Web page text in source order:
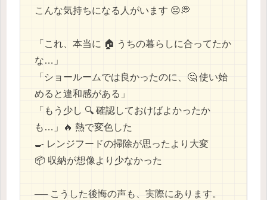
こんな気持ちになる人がいます 😔💭
「これ、本当に 🏠 うちの暮らしに合ってたか
な…」
「ショールームでは良かったのに、🤔 使い始
めると違和感がある」
「もう少し 🔍 確認しておけばよかったか
も…」🔥 熱で変色した
🍳 レンジフードの掃除が思ったより大変
📦 収納が想像より少なかった
── こうした後悔の声も、実際にあります。